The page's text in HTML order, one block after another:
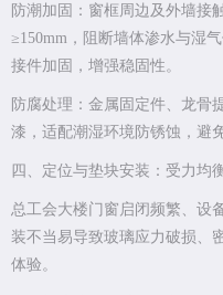
防潮加固：窗框周边及外墙接
≥150mm，阻断墙体渗水与湿
接件加固，增强稳固性。
防腐处理：金属固定件、龙骨
漆，适配潮湿环境防锈蚀，避
四、定位与垫块安装：受力均
总工会大楼门窗启闭频繁、设
装不当易导致玻璃应力破损、
体验。